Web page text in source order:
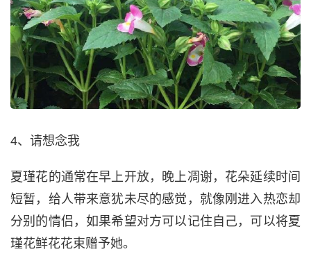
4、请想念我
夏瑾花的通常在早上开放，晚上凋谢，花朵延续时间
短暂，给人带来意犹未尽的感觉，就像刚进入热恋却
分别的情侣，如果希望对方可以记住自己，可以将夏
瑾花鲜花花束赠予她。